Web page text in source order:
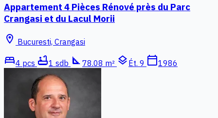
Appartement 4 Pièces Rénové près du Parc
Crangasi et du Lacul Morii
location_on Bucuresti, Crangasi
bed4 pcs bathtub1 sdb square_foot 78.08 m² layers Ét. 9 calendar_today1986